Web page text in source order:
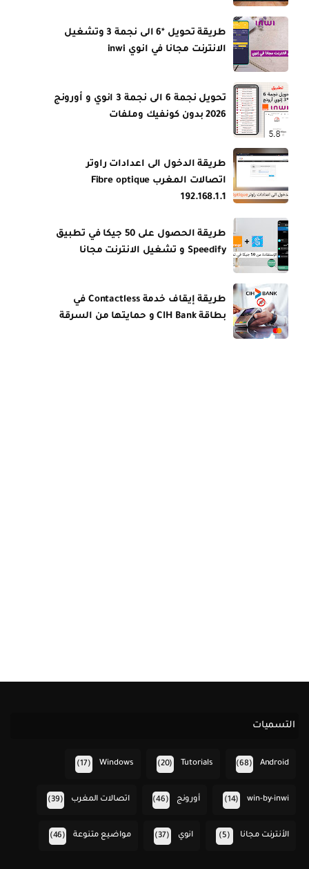
طريقة تحويل *6 الى نجمة 3 وتشغيل
الانترنت مجانا في انوي inwi
تحويل نجمة 6 الى نجمة 3 انوي و أورونج
2026 بدون كونفيك وملفات
طريقة الدخول الى اعدادات راوتر
اتصالات المغرب Fibre optique
192.168.1.1
طريقة الحصول على 50 جيكا في تطبيق
Speedify و تشغيل الانترنت مجانا
طريقة إيقاف خدمة Contactless في
بطاقة CIH Bank و حمايتها من السرقة
التسميات
Android
(68)
Tutorials
(20)
Windows
(17)
win-by-inwi
(14) أورونج (46) اتصالات المغرب (39)
الأنترنت مجانا (5) انوي (37) مواضيع متنوعة (46)